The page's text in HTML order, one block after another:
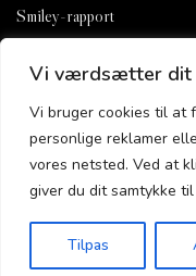
Vi værdsætter dit
Vi bruger cookies til at
personlige reklamer
vores netsted. Ved at
giver du dit samtykke
Tilpas
Smiley-rapport